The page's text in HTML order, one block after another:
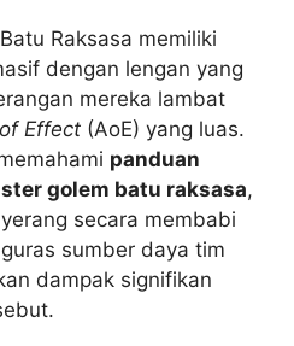
Raksasa memiliki
dengan lengan yang
mereka lambat
Effect (AoE) yang luas.
panduan
golem batu raksasa,
secara membabi
sumber daya tim
dampak signifikan